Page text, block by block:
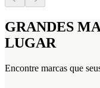
GRANDES
LUGAR
Encontre marcas que